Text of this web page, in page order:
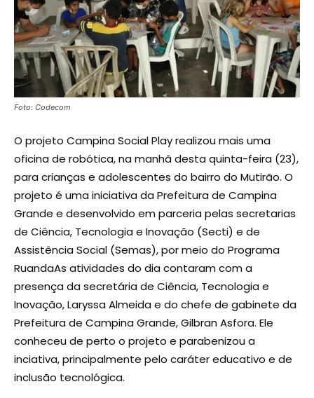
Foto: Codecom
O projeto Campina Social Play realizou mais uma
oficina de robótica, na manhã desta quinta-feira (23),
para crianças e adolescentes do bairro do Mutirão. O
projeto é uma iniciativa da Prefeitura de Campina
Grande e desenvolvido em parceria pelas secretarias
de Ciência, Tecnologia e Inovação (Secti) e de
Assistência Social (Semas), por meio do Programa
RuandaAs atividades do dia contaram com a
presença da secretária de Ciência, Tecnologia e
Inovação, Laryssa Almeida e do chefe de gabinete da
Prefeitura de Campina Grande, Gilbran Asfora. Ele
conheceu de perto o projeto e parabenizou a
inciativa, principalmente pelo caráter educativo e de
inclusão tecnológica.